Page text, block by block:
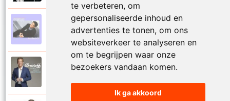
te verbeteren, om
gepersonaliseerde inhoud en
advertenties te tonen, om ons
websiteverkeer te analyseren en
om te begrijpen waar onze
bezoekers vandaan komen.
Ik ga akkoord
Christoff
Niets is voor niets
Christoff